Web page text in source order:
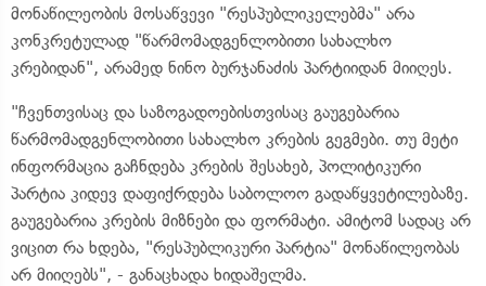
მონაწილეობის მოსაწვევი "რესპუბლიკელებმა" არა
კონკრეტულად "წარმომადგენლობითი სახალხო
კრებიდან", არამედ ნინო ბურჯანაძის პარტიიდან მიიღეს.
"ჩვენთვისაც და საზოგადოებისთვისაც გაუგებარია
წარმომადგენლობითი სახალხო კრების გეგმები. თუ მეტი
ინფორმაცია გაჩნდება კრების შესახებ, პოლიტიკური
პარტია კიდევ დაფიქრდება საბოლოო გადაწყვეტილებაზე.
გაუგებარია კრების მიზნები და ფორმატი. ამიტომ სადაც არ
ვიცით რა ხდება, "რესპუბლიკური პარტია" მონაწილეობას
არ მიიღებს", - განაცხადა ხიდაშელმა.